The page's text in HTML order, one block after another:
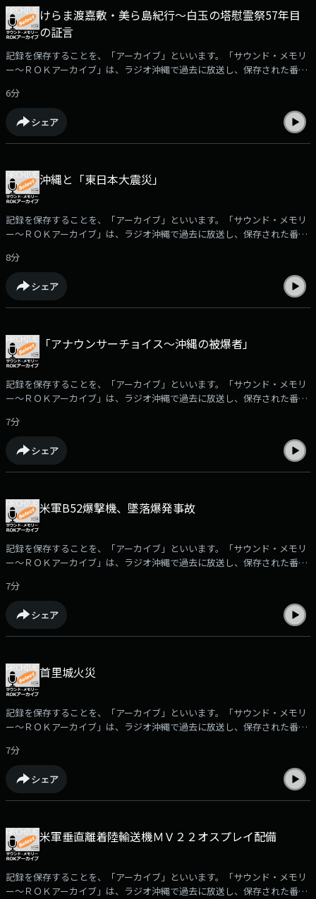
ラジオ沖縄・制作部までお願いいたします。
けらま渡嘉敷・美ら島紀行～白玉の塔慰霊祭57年目
の証言
記録を保存することを、「アーカイブ」といいます。「サウンド・メモリ
ー～ＲＯＫアーカイブ」は、ラジオ沖縄で過去に放送し、保存された番組
ド・メモリー～ROKアーカイブ」の中からさらに厳選した音をお届けしま
す。□沖縄戦で集団自決により命を絶った住民を含む渡嘉敷島での戦没者
のために建立された「白玉の塔」の慰霊祭を取材し、2002年に制作された
「けらま渡嘉敷・美ら島紀行～白玉の塔慰霊祭57年目の証言」をお聴きい
ーカイブ」で使用されている音源の無断使用を禁じます。音源についての
お問合せは、ラジオ沖縄・制作部までお願いいたします。
6分
シェア
沖縄と「東日本大震災」
記録を保存することを、「アーカイブ」といいます。「サウンド・メモリ
ー～ＲＯＫアーカイブ」は、ラジオ沖縄で過去に放送し、保存された番組
ド・メモリー～ROKアーカイブ」の中からさらに厳選した音をお届けしま
す。□東日本大震災」に関連した沖縄で起きた様々な出来事を伝える、
2011年12月31日に放送された、「2011年重大ニュース沖縄この一年」を
お聴きいただきます。。（2021年3月10日放送）※「サウンド・メモリー
についてのお問合せは、ラジオ沖縄・制作部までお願いいたします。
8分
シェア
「アナウンサーチョイス～沖縄の被爆者」
記録を保存することを、「アーカイブ」といいます。「サウンド・メモリ
ー～ＲＯＫアーカイブ」は、ラジオ沖縄で過去に放送し、保存された番組
ド・メモリー～ROKアーカイブ」の中からさらに厳選した音をお届けしま
す。□沖縄出身で、長崎で被爆した、故・伊江和夫さん（当時の沖縄県原
爆被爆者協議会・理事長）の被爆体験を取材し、2019年8月8日に「ユーグ
ラデーションタイム・チョイス」内で放送された「アナウンサーチョイス
ンド・メモリー～ＲＯＫアーカイブ」で使用されている音源の無断使用を
禁じます。音源についてのお問合せは、ラジオ沖縄・制作部までお願いい
たします。
7分
シェア
米軍B52爆撃機、墜落爆発事故
記録を保存することを、「アーカイブ」といいます。「サウンド・メモリ
ー～ＲＯＫアーカイブ」は、ラジオ沖縄で過去に放送し、保存された番組
ド・メモリー～ROKアーカイブ」の中からさらに厳選した音をお届けしま
す。□1968年11月19日、嘉手納基地内で起きた、米軍B52爆撃機の爆発事
故に関する音をお聴きいただきます。（2022年11月5日放送）※「サウン
ド・メモリー～ＲＯＫアーカイブ」で使用されている音源の無断使用を禁
します。
7分
シェア
首里城火災
記録を保存することを、「アーカイブ」といいます。「サウンド・メモリ
ー～ＲＯＫアーカイブ」は、ラジオ沖縄で過去に放送し、保存された番組
ド・メモリー～ROKアーカイブ」の中からさらに厳選した音をお届けしま
す。□首里城火災から一年後の2020年10月30日に放送された、ＲＯＫアー
カイブ・スペシャル「失われた首里城～その再建に向けて」をお聴きいた
だきます。（2022年11月5日放送）※「サウンド・メモリー～ＲＯＫアー
問合せは、ラジオ沖縄・制作部までお願いいたします。
7分
シェア
米軍垂直離着陸輸送機ＭＶ２２オスプレイ配備
記録を保存することを、「アーカイブ」といいます。「サウンド・メモリ
ー～ＲＯＫアーカイブ」は、ラジオ沖縄で過去に放送し、保存された番組